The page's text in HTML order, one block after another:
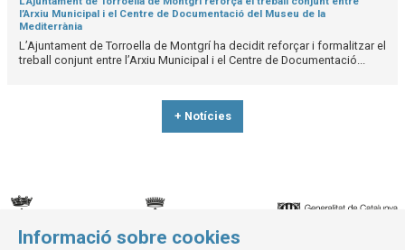
l’Arxiu Municipal i el Centre de Documentació del Museu de la
Mediterrània
L’Ajuntament de Torroella de Montgrí ha decidit reforçar i formalitzar el
treball conjunt entre l’Arxiu Municipal i el Centre de Documentació...
+ Notícies
Informació sobre cookies